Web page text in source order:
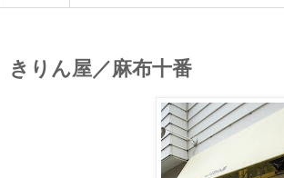
きりん屋／麻布十番